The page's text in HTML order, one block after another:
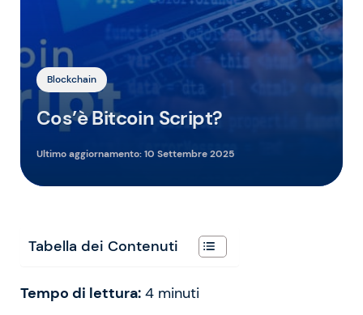
Blockchain
Cos’è Bitcoin Script?
Ultimo aggiornamento:10 Settembre 2025
Tabella dei Contenuti
Tempo di lettura: 4 minuti